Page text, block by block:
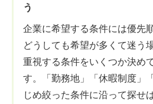
う
企業に希望する条件には優先
どうしても希望が多くて迷う
重視する条件をいくつか決め
す。「勤務地」「休暇制度」
じめ絞った条件に沿って探せ